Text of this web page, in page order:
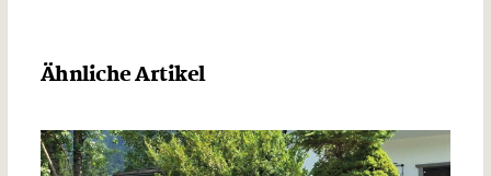
Ähnliche Artikel